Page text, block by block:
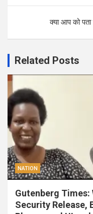
क्या आप को
Related Posts
NATION
Gutenberg Times:
Security Release,